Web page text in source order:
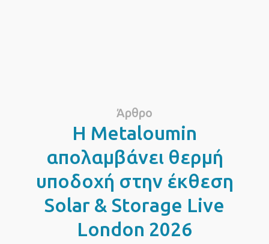
Άρθρο
Η Metaloumin
απολαμβάνει θερμή
υποδοχή στην έκθεση
Solar & Storage Live
London 2026